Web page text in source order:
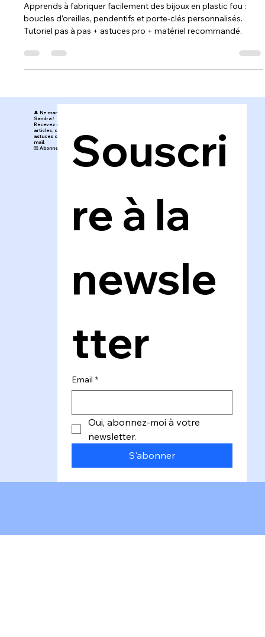
🔔 Ne manquez rien de l’Atelier de
Sandra !
Recevez directement mes nouveaux
articles, conseils, inspirations et
astuces créatives dans votre boîte
Souscri
re à la
newsle
tter
Oui, abonnez-moi à votre
newsletter.
S'abonner
magique)
Apprends à fabriquer facilement des bijoux en plastic fou :
Tutoriel pas à pas + astuces pro + matériel recommandé.